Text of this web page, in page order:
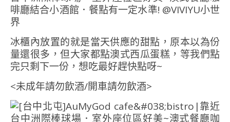
冰櫃內放置的就是當天供應的甜點，原本以為份
量還很多，但大家都點澳式西瓜蛋糕，等我們點
完只剩下一份，想吃最好趕快點呀~
<未成年請勿飲酒/開車請勿飲酒>